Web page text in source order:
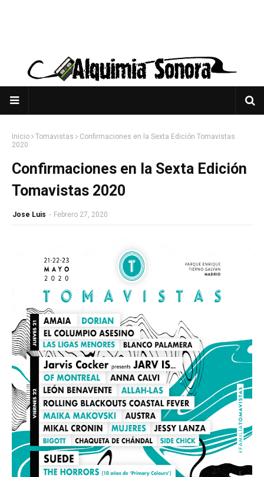
Inicio Tomavistas
Confirmaciones en la Sexta Edición Tomavistas
2020
Confirmaciones en la Sexta Edición
Tomavistas 2020
Jose Luis - Febrero 27, 2020